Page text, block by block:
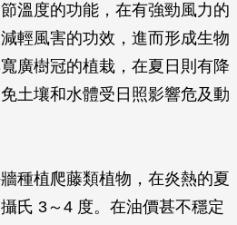
溫度的功能，在有強勁風力的
輕風害的功效，進而形成生物
廣樹冠的植栽，在夏日則有降
土壤和水體受日照影響危及動
種植爬藤類植物，在炎熱的夏
氏 3～4 度。在油價甚不穩定